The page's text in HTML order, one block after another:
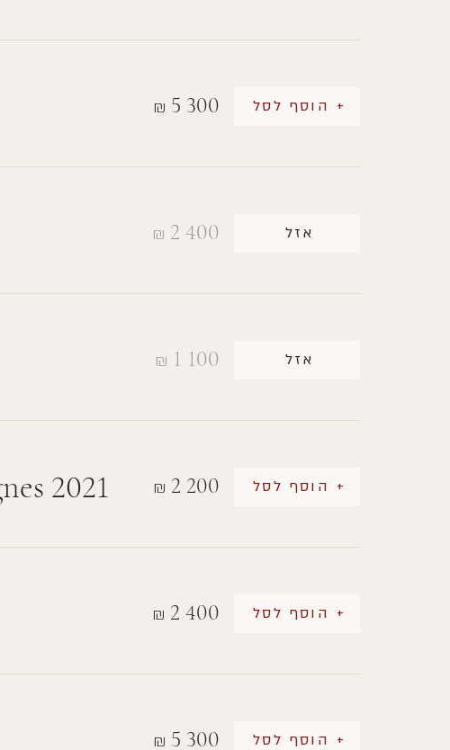
₪ 5 300 + הוסף לסל
₪ 2 400 אזל
₪ 1 100 אזל
2021 ₪ 2 200 + הוסף לסל
₪ 2 400 + הוסף לסל
₪ 5 300 + הוסף לסל